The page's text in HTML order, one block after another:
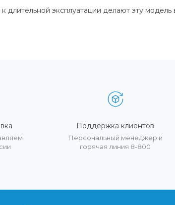
длительной эксплуатации делают эту
Поддержка клиентов
Персональный менеджер и
горячая линия 8-800